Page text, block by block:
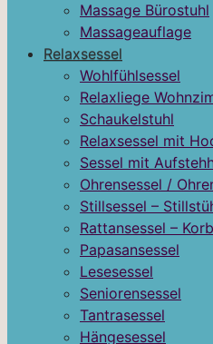
Massage Bürostuhl
Massageauflage
Relaxsessel
Wohlfühlsessel
Relaxliege
Schaukelstuhl
Relaxsessel mit
Sessel mit
Ohrensessel /
Stillsessel –
Rattansessel –
Papasansessel
Lesesessel
Seniorensessel
Tantrasessel
Hängesessel